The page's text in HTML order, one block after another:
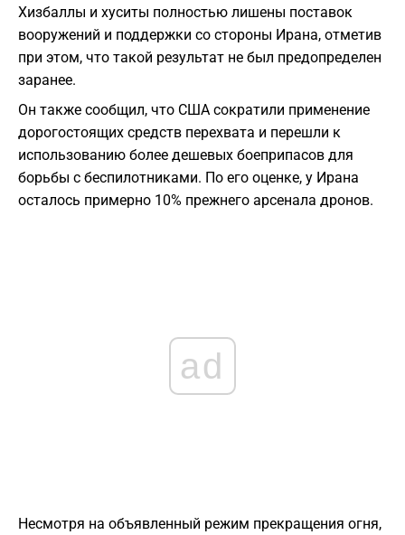
Хизбаллы и хуситы полностью лишены поставок
вооружений и поддержки со стороны Ирана, отметив
при этом, что такой результат не был предопределен
заранее.
Он также сообщил, что США сократили применение
дорогостоящих средств перехвата и перешли к
использованию более дешевых боеприпасов для
борьбы с беспилотниками. По его оценке, у Ирана
осталось примерно 10% прежнего арсенала дронов.
ad
Несмотря на объявленный режим прекращения огня,